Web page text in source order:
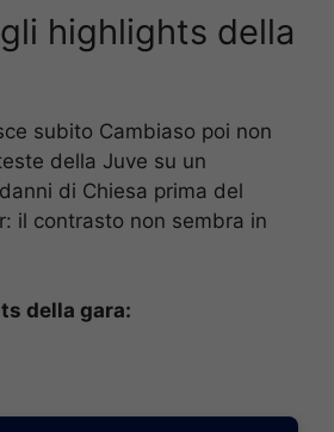
highlights della
subito Cambiaso poi non
della Juve su un
di Chiesa prima del
il contrasto non sembra in
della gara: